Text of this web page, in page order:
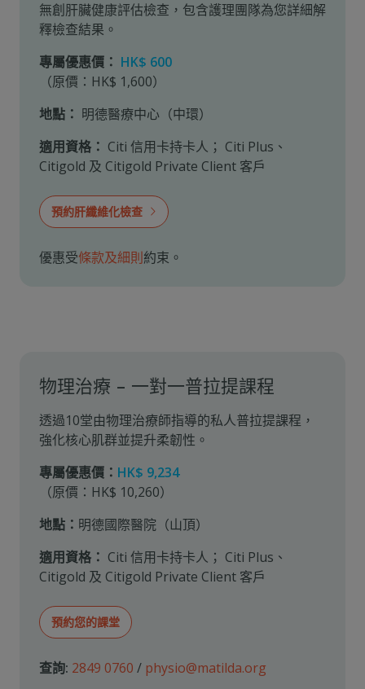
無創肝臟健康評估檢查，包含護理團隊為您詳細解
釋檢查結果。
專屬優惠價： HK$ 600
（原價：HK$ 1,600）
地點： 明德醫療中心（中環）
適用資格： Citi 信用卡持卡人 ； Citi Plus、
Citigold 及 Citigold Private Client 客戶
預約肝纖維化檢查
優惠受條款及細則約束。
物理治療 – 一對一普拉提課程
透過10堂由物理治療師指導的私人普拉提課程，
強化核心肌群並提升柔韌性。
專屬優惠價： HK$ 9,234
（原價：HK$ 10,260）
地點： 明德國際醫院（山頂）
適用資格： Citi 信用卡持卡人 ； Citi Plus、
Citigold 及 Citigold Private Client 客戶
預約您的課堂
查詢: 2849 0760 / physio@matilda.org